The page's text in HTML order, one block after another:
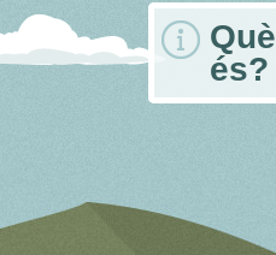
Què
és?